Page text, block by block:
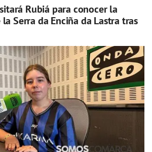
Rubiá para conocer la
Serra da Enciña da Lastra tras